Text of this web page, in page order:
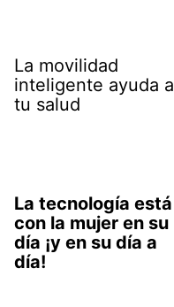
La movilidad
inteligente ayuda a
tu salud
La tecnología está
con la mujer en su
día ¡y en su día a
día!